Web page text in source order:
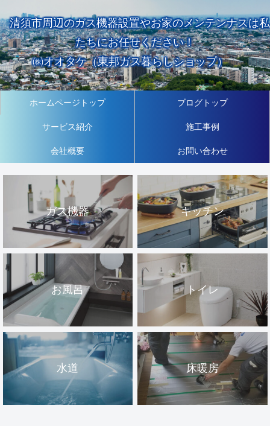
清須市周辺のガス機器設置やお家のメンテンナスは私
たちにお任せください！
㈱オオタケ（東邦ガス暮らしショップ）
ホームページトップ ブログトップ
サービス紹介 施工事例
会社概要 お問い合わせ
ガス機器 キッチン
お風呂 トイレ
水道 床暖房